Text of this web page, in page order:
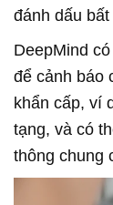
đánh dấu
DeepMind
để cảnh báo
khẩn cấp, ví
tạng, và có
thông chung